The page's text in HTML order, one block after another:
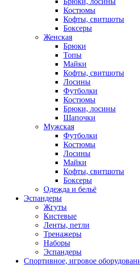
Костюмы
Кофты, свитшоты
Боксеры
Женская
Брюки
Топы
Майки
Кофты, свитшоты
Лосины
Футболки
Костюмы
Брюки, лосины
Шапочки
Мужская
Футболки
Костюмы
Лосины
Майки
Кофты, свитшоты
Боксеры
Одежда и бельё
Эспандеры
Жгуты
Кистевые
Ленты, петли
Тренажеры
Наборы
Эспандеры
Спортивное, игровое